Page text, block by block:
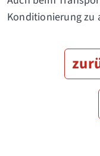
Konditionierung zu